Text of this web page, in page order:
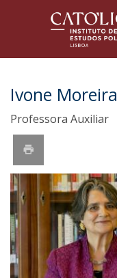
Ivone Moreira
Professora Auxiliar